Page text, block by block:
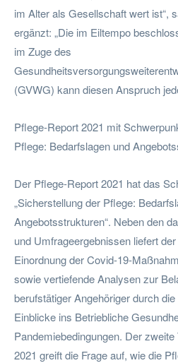
im Alter als Gesellschaft wert ist“,
ergänzt: „Die im Eiltempo
im Zuge des
(GVWG) kann diesen Anspruch
Pflege-Report 2021 mit
Pflege: Bedarfslagen und
Der Pflege-Report 2021 hat das
„Sicherstellung der Pflege:
Angebotsstrukturen“. Neben den
und Umfrageergebnissen liefert
Einordnung der Covid-19-
sowie vertiefende Analysen zur
berufstätiger Angehöriger durch
Einblicke ins Betriebliche
Pandemiebedingungen. Der
2021 greift die Frage auf, wie die